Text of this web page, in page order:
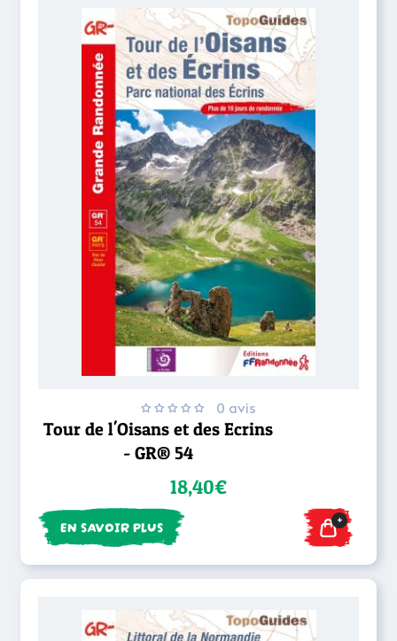
0 avis
Tour de l'Oisans et des Ecrins
- GR® 54
18,40€
EN SAVOIR PLUS +